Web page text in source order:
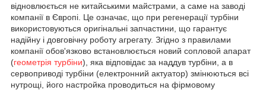
відновлюється не китайськими майстрами, а саме на заводі
компанії в Європі. Це означає, що при регенерації турбіни
використовуються оригінальні запчастини, що гарантує
надійну і довговічну роботу агрегату. Згідно з правилами
компанії обов'язково встановлюється новий сопловой апарат
(геометрія турбіни), яка відповідає за наддув турбіни, а в
сервоприводі турбіни (електронний актуатор) змінюються всі
нутрощі, його настройка проводиться на фірмовому